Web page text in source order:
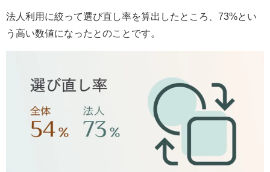
法人利用に絞って選び直し率を算出したところ、73%とい
う高い数値になったとのことです。